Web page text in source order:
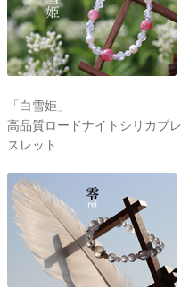
「白雪姫」
高品質ロードナイトシリカブレ
スレット